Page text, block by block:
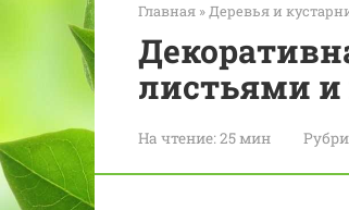
Главная » Деревья и
листьями и
На чтение:25 мин